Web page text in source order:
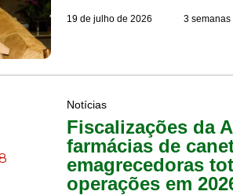
19 de julho de 2026 3 semanas
Notícias
Fiscalizações da
farmácias de
emagrecedoras
operações em